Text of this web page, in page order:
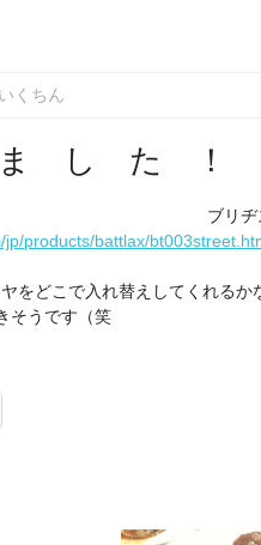
いくちん
し た ！
ブリ
products/battlax/
をどこで入れ替えしてくれる
そうです（笑